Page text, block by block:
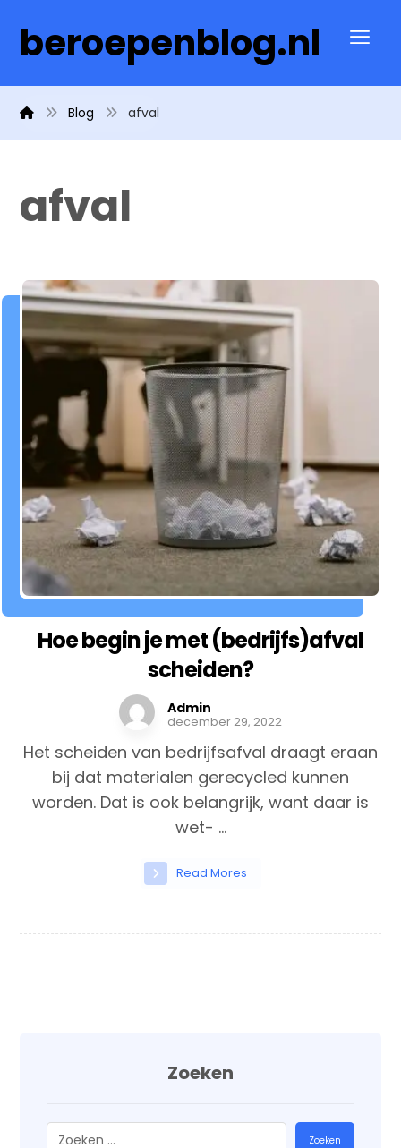
beroepenblog.nl
Blog afval
afval
Hoe begin je met (bedrijfs)afval
scheiden?
Admin
december 29, 2022
Het scheiden van bedrijfsafval draagt eraan
bij dat materialen gerecycled kunnen
worden. Dat is ook belangrijk, want daar is
wet- ...
Read Mores
Zoeken
Zoeken